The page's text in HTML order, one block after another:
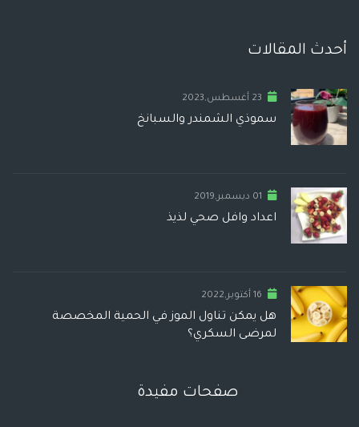
أحدث المقالات
23 أغسطس,2023
سموذي الشمندر والسبانخ
01 ديسمبر,2019
اعداد وافل صحي لذيذ
16 أكتوبر,2022
هل يمكن تناول الموز في الحمية المخصصة
لمرضى السكري؟
صفحات مفيدة